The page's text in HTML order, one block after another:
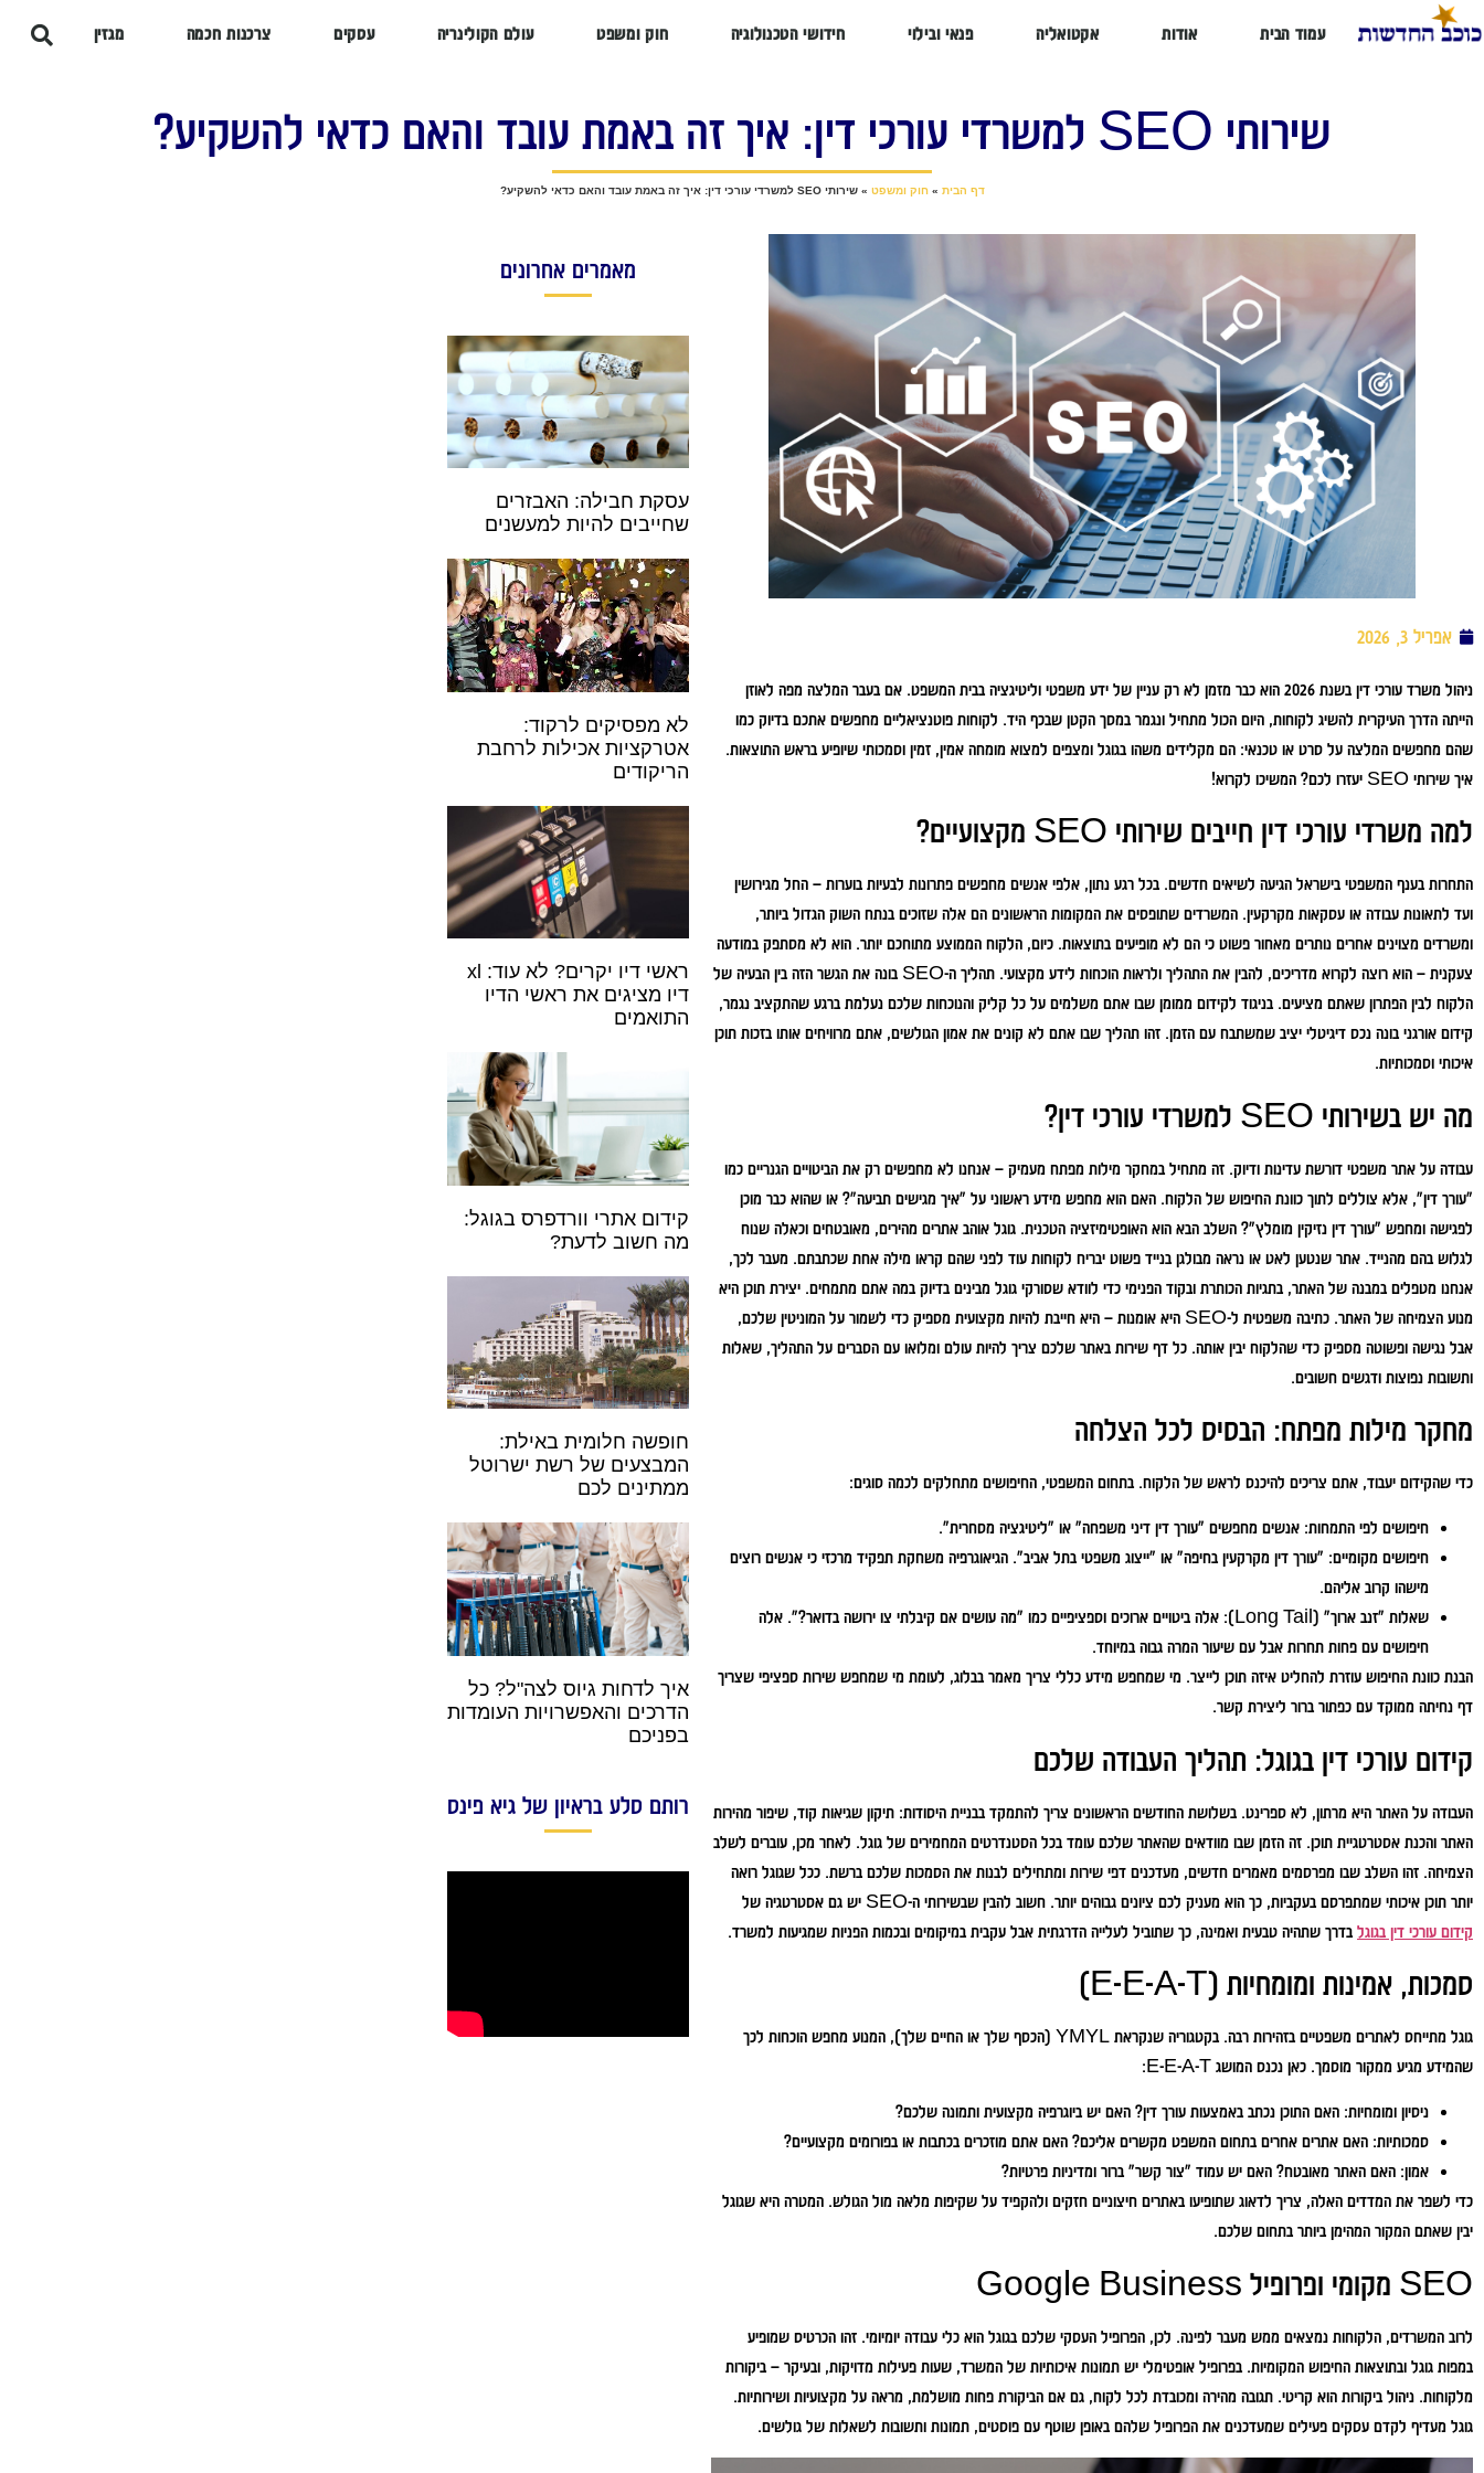
עמוד הבית אודות אקטואליה פנאי ובילוי חידושי הטכנולוגיה חוק ומשפט עולם הקולינריה עסקים צרכנות חכמה מגזין
שירותי SEO למשרדי עורכי דין: איך זה באמת עובד והאם כדאי להשקיע?
דף הבית »חוק ומשפט »שירותי SEO למשרדי עורכי דין: איך זה באמת עובד והאם כדאי להשקיע?
אפריל 3, 2026
ניהול משרד עורכי דין בשנת 2026 הוא כבר מזמן לא רק עניין של ידע משפטי וליטיגציה בבית המשפט. אם בעבר המלצה מפה לאוזן
הייתה הדרך העיקרית להשיג לקוחות, היום הכול מתחיל ונגמר במסך הקטן שבכף היד. לקוחות פוטנציאליים מחפשים אתכם בדיוק כמו
שהם מחפשים המלצה על סרט או טכנאי: הם מקלידים משהו בגוגל ומצפים למצוא מומחה אמין, זמין וסמכותי שיופיע בראש התוצאות.
איך שירותי SEO יעזרו לכם? המשיכו לקרוא!
למה משרדי עורכי דין חייבים שירותי SEO מקצועיים?
התחרות בענף המשפטי בישראל הגיעה לשיאים חדשים. בכל רגע נתון, אלפי אנשים מחפשים פתרונות לבעיות בוערות – החל מגירושין
ועד לתאונות עבודה או עסקאות מקרקעין. המשרדים שתופסים את המקומות הראשונים הם אלה שזוכים בנתח השוק הגדול ביותר,
ומשרדים מצוינים אחרים נותרים מאחור פשוט כי הם לא מופיעים בתוצאות. כיום, הלקוח הממוצע מתוחכם יותר. הוא לא מסתפק במודעה
צעקנית – הוא רוצה לקרוא מדריכים, להבין את התהליך ולראות הוכחות לידע מקצועי. תהליך ה-SEO בונה את הגשר הזה בין הבעיה של
הלקוח לבין הפתרון שאתם מציעים. בניגוד לקידום ממומן שבו אתם משלמים על כל קליק והנוכחות שלכם נעלמת ברגע שהתקציב נגמר,
קידום אורגני בונה נכס דיגיטלי יציב שמשתבח עם הזמן. זהו תהליך שבו אתם לא קונים את אמון הגולשים, אתם מרוויחים אותו בזכות תוכן
איכותי וסמכותיות.
מה יש בשירותי SEO למשרדי עורכי דין?
עבודה על אתר משפטי דורשת עדינות ודיוק. זה מתחיל במחקר מילות מפתח מעמיק – אנחנו לא מחפשים רק את הביטויים הגנריים כמו
"עורך דין", אלא צוללים לתוך כוונת החיפוש של הלקוח. האם הוא מחפש מידע ראשוני על "איך מגישים תביעה"? או שהוא כבר מוכן
לפגישה ומחפש "עורך דין נזיקין מומלץ"? השלב הבא הוא האופטימיזציה הטכנית. גוגל אוהב אתרים מהירים, מאובטחים וכאלה שנוח
לגלוש בהם מהנייד. אתר שנטען לאט או נראה מבולגן בנייד פשוט יבריח לקוחות עוד לפני שהם קראו מילה אחת שכתבתם. מעבר לכך,
אנחנו מטפלים במבנה של האתר, בתגיות הכותרת ובקוד הפנימי כדי לוודא שסורקי גוגל מבינים בדיוק במה אתם מתמחים. יצירת תוכן היא
מנוע הצמיחה של האתר. כתיבה משפטית ל-SEO היא אומנות – היא חייבת להיות מקצועית מספיק כדי לשמור על המוניטין שלכם,
אבל נגישה ופשוטה מספיק כדי שהלקוח יבין אותה. כל דף שירות באתר שלכם צריך להיות עולם ומלואו עם הסברים על התהליך, שאלות
ותשובות נפוצות ודגשים חשובים.
מחקר מילות מפתח: הבסיס לכל הצלחה
כדי שהקידום יעבוד, אתם צריכים להיכנס לראש של הלקוח. בתחום המשפטי, החיפושים מתחלקים לכמה סוגים:
חיפושים לפי התמחות: אנשים מחפשים "עורך דין דיני משפחה" או "ליטיגציה מסחרית".
חיפושים מקומיים: "עורך דין מקרקעין בחיפה" או "ייצוג משפטי בתל אביב". הגיאוגרפיה משחקת תפקיד מרכזי כי אנשים רוצים
מישהו קרוב אליהם.
שאלות "זנב ארוך" (Long Tail):
אלה ביטויים ארוכים וספציפיים כמו "מה עושים אם קיבלתי צו ירושה בדואר?". אלה
חיפושים עם פחות תחרות אבל עם שיעור המרה גבוה במיוחד.
הבנת כוונת החיפוש עוזרת להחליט איזה תוכן לייצר. מי שמחפש מידע כללי צריך מאמר בבלוג, לעומת מי שמחפש שירות ספציפי שצריך
דף נחיתה ממוקד עם כפתור ברור ליצירת קשר.
קידום עורכי דין בגוגל: תהליך העבודה שלכם
העבודה על האתר היא מרתון, לא ספרינט. בשלושת החודשים הראשונים צריך להתמקד בבניית היסודות: תיקון שגיאות קוד, שיפור מהירות
האתר והכנת אסטרטגיית תוכן. זה הזמן שבו מוודאים שהאתר שלכם עומד בכל הסטנדרטים המחמירים של גוגל. לאחר מכן, עוברים לשלב
הצמיחה. זהו השלב שבו מפרסמים מאמרים חדשים, מעדכנים דפי שירות ומתחילים לבנות את הסמכות שלכם ברשת. ככל שגוגל רואה
יותר תוכן איכותי שמתפרסם בעקביות, כך הוא מעניק לכם ציונים גבוהים יותר. חשוב להבין שבשירותי ה-SEO יש גם אסטרטגיה של
קידום עורכי דין בגוגל בדרך שתהיה טבעית ואמינה, כך שתוביל לעלייה הדרגתית אבל עקבית במיקומים ובכמות הפניות שמגיעות למשרד.
סמכות, אמינות ומומחיות (E-E-A-T)
גוגל מתייחס לאתרים משפטיים בזהירות רבה. בקטגוריה שנקראת YMYL (הכסף שלך או החיים שלך), המנוע מחפש הוכחות לכך
שהמידע מגיע ממקור מוסמך. כאן נכנס המושג E-E-A-T:
ניסיון ומומחיות: האם התוכן נכתב באמצעות עורך דין? האם יש ביוגרפיה מקצועית ותמונה שלכם?
סמכותיות: האם אתרים אחרים בתחום המשפט מקשרים אליכם? האם אתם מוזכרים בכתבות או בפורומים מקצועיים?
אמון: האם האתר מאובטח? האם יש עמוד "צור קשר" ברור ומדיניות פרטיות?
כדי לשפר את המדדים האלה, צריך לדאוג שתופיעו באתרים חיצוניים חזקים ולהקפיד על שקיפות מלאה מול הגולש. המטרה היא שגוגל
יבין שאתם המקור המהימן ביותר בתחום שלכם.
SEO מקומי ופרופיל Google Business
לרוב המשרדים, הלקוחות נמצאים ממש מעבר לפינה. לכן, הפרופיל העסקי שלכם בגוגל הוא כלי עבודה יומיומי. זהו הכרטיס שמופיע
במפות גוגל ובתוצאות החיפוש המקומיות. בפרופיל אופטימלי יש תמונות איכותיות של המשרד, שעות פעילות מדויקות, ובעיקר – ביקורות
מלקוחות. ניהול ביקורות הוא קריטי. תגובה מהירה ומכובדת לכל לקוח, גם אם הביקורת פחות מושלמת, מראה על מקצועיות ושירותיות.
גוגל מעדיף לקדם עסקים פעילים שמעדכנים את הפרופיל שלהם באופן שוטף עם פוסטים, תמונות ותשובות לשאלות של גולשים.
מאמרים אחרונים
עסקת חבילה: האבזרים
שחייבים להיות למעשנים
לא מפסיקים לרקוד:
אטרקציות אכילות לרחבת
הריקודים
ראשי דיו יקרים? לא עוד: xl
דיו מציגים את ראשי הדיו
התואמים
קידום אתרי וורדפרס בגוגל:
מה חשוב לדעת?
חופשה חלומית באילת:
המבצעים של רשת ישרוטל
ממתינים לכם
איך לדחות גיוס לצה"ל? כל
הדרכים והאפשרויות העומדות
בפניכם
רותם סלע בראיון של גיא פינס